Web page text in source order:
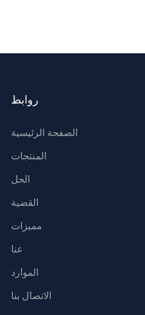
روابط
الصفحة الرئيسية
المنتجات
الحل
القضية
مميزات
عنا
الموارد
الاتصال بنا